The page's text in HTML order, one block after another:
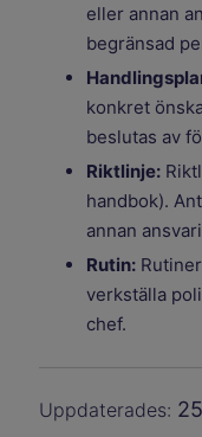
eller annan
begränsad
konkret
beslutas av
Riktlinje:
handbok).
annan
Rutin:
verkställa
chef.
Uppdaterades: